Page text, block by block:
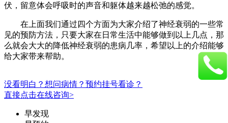
伏，留意体会呼吸时的声音和躯体越来越松弛的感觉。
在上面我们通过四个方面为大家介绍了神经衰弱的一些常
见的预防方法，只要大家在日常生活中能够做到以上几点，那
么就会大大的降低神经衰弱的患病几率，希望以上的介绍能够
给大家带来帮助。
没看明白？想问病情？预约挂号看诊？
直接点击在线咨询>
早发现